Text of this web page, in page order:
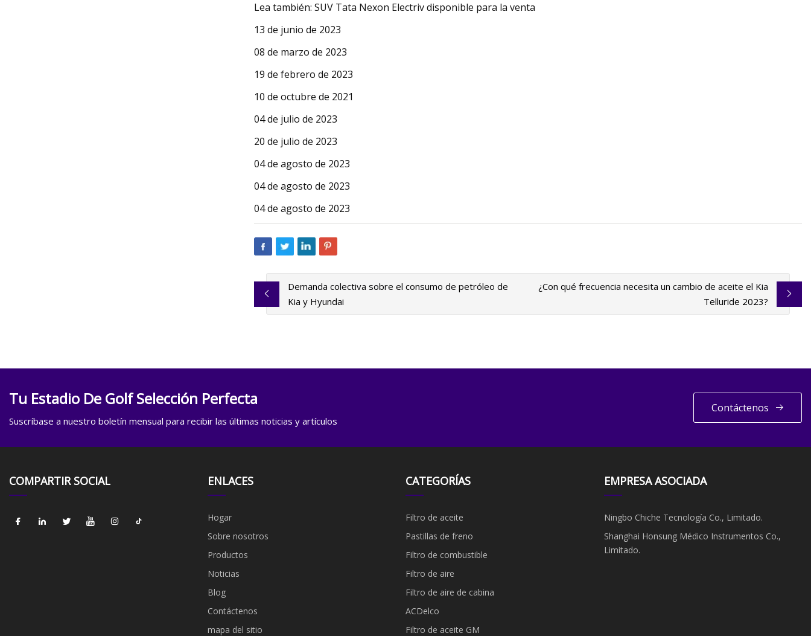
Lea también: SUV Tata Nexon Electriv disponible para la venta
13 de junio de 2023
08 de marzo de 2023
19 de febrero de 2023
10 de octubre de 2021
04 de julio de 2023
20 de julio de 2023
04 de agosto de 2023
04 de agosto de 2023
04 de agosto de 2023
Demanda colectiva sobre el consumo de petróleo de
Kia y Hyundai
¿Con qué frecuencia necesita un cambio de aceite el Kia
Telluride 2023?
Tu Estadio De Golf Selección Perfecta
Suscríbase a nuestro boletín mensual para recibir las últimas noticias y artículos
Contáctenos
COMPARTIR SOCIAL ENLACES
Hogar
Sobre nosotros
Productos
Noticias
Blog
Contáctenos
mapa del sitio
CATEGORÍAS
Filtro de aceite
Pastillas de freno
Filtro de combustible
​Filtro de aire
Filtro de aire de cabina
ACDelco
Filtro de aceite GM
EMPRESA ASOCIADA
Ningbo Chiche Tecnología Co., Limitado.
Shanghai Honsung Médico Instrumentos Co.,
Limitado.